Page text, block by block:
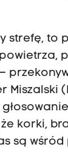
strefę, to
Miszalski
korki,
są